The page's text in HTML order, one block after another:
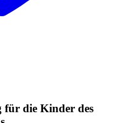
für die Kinder des